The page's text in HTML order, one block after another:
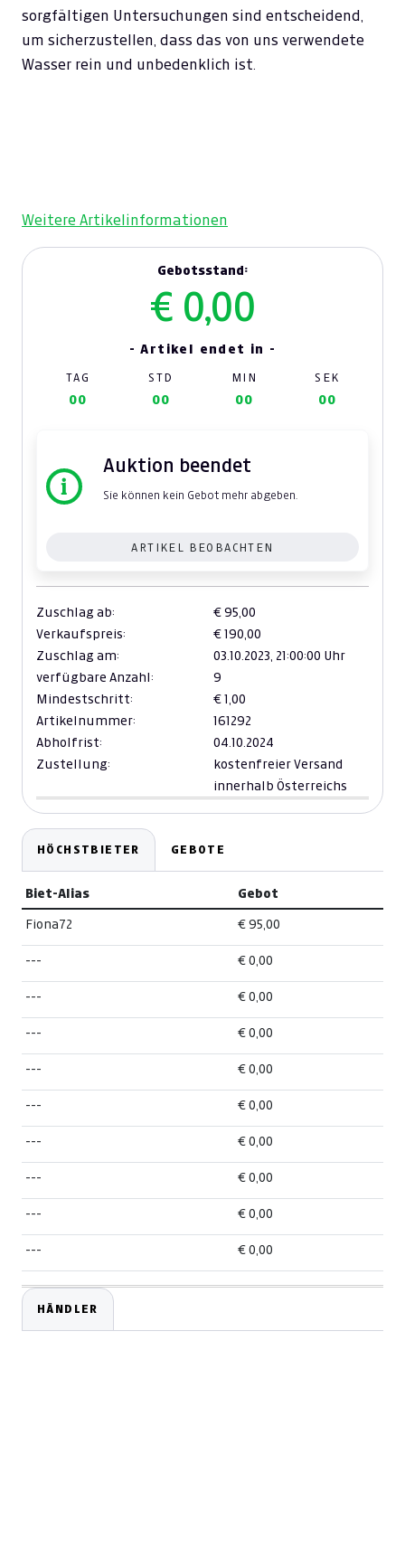
sorgfältigen Untersuchungen sind entscheidend,
um sicherzustellen, dass das von uns verwendete
Wasser rein und unbedenklich ist.
Weitere Artikelinformationen
Gebotsstand:
€ 0,00
- Artikel endet in -
TAG STD MIN SEK
00 00 00 00
Auktion beendet
Sie können kein Gebot mehr abgeben.
ARTIKEL BEOBACHTEN
Zuschlag ab:
€ 95,00
Verkaufspreis:
€ 190,00
Zuschlag am:
03.10.2023, 21:00:00 Uhr
verfügbare Anzahl:
9
Mindestschritt:
€ 1,00
Artikelnummer:
161292
Abholfrist:
04.10.2024
Zustellung:
kostenfreier Versand
innerhalb Österreichs
HÖCHSTBIETER GEBOTE
Biet-Alias Gebot
Fiona72 € 95,00
--- € 0,00
--- € 0,00
--- € 0,00
--- € 0,00
--- € 0,00
--- € 0,00
--- € 0,00
--- € 0,00
--- € 0,00
HÄNDLER